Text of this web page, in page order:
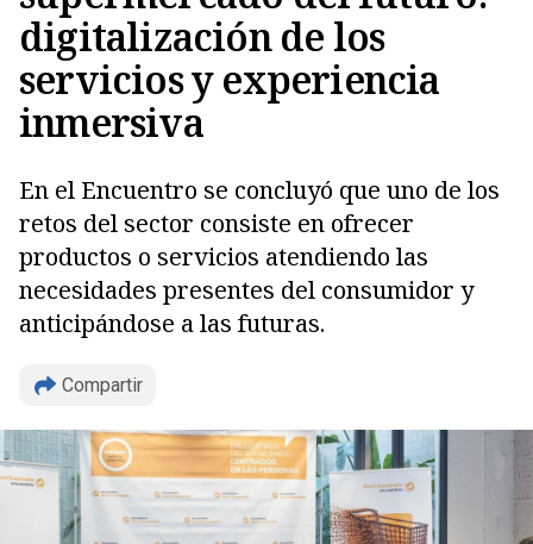
digitalización de los
servicios y experiencia
inmersiva
En el Encuentro se concluyó que uno de los
retos del sector consiste en ofrecer
productos o servicios atendiendo las
necesidades presentes del consumidor y
anticipándose a las futuras.
Compartir